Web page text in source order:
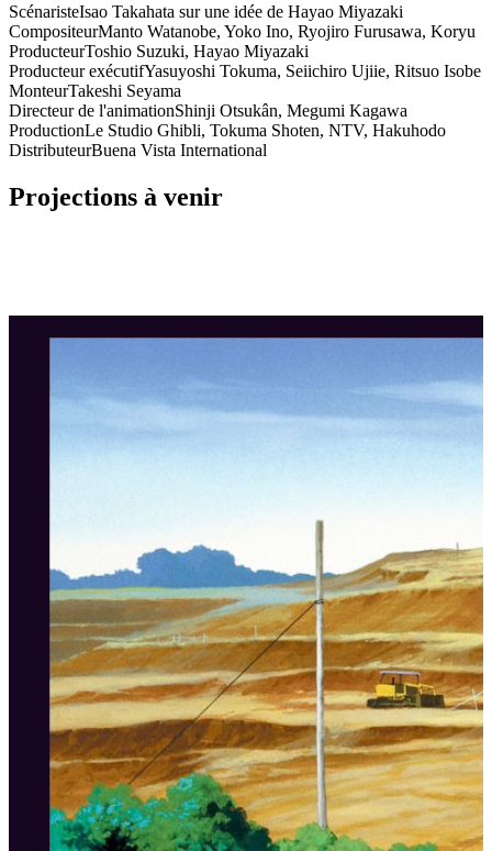
ScénaristeIsao Takahata sur une idée de Hayao Miyazaki
CompositeurManto Watanobe, Yoko Ino, Ryojiro Furusawa, Koryu
ProducteurToshio Suzuki, Hayao Miyazaki
Producteur exécutifYasuyoshi Tokuma, Seiichiro Ujiie, Ritsuo Isobe
MonteurTakeshi Seyama
Directeur de l'animationShinji Otsukân, Megumi Kagawa
ProductionLe Studio Ghibli, Tokuma Shoten, NTV, Hakuhodo
DistributeurBuena Vista International
Projections à venir